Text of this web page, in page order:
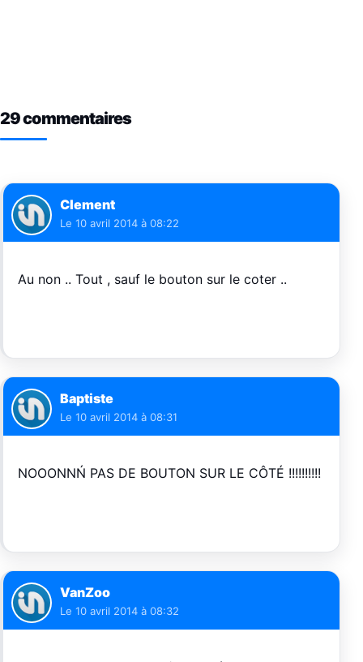
29 commentaires
Clement
Le 10 avril 2014 à 08:22
Au non .. Tout , sauf le bouton sur le coter ..
Baptiste
Le 10 avril 2014 à 08:31
NOOONNŃ PAS DE BOUTON SUR LE CÔTÉ !!!!!!!!!!
VanZoo
Le 10 avril 2014 à 08:32